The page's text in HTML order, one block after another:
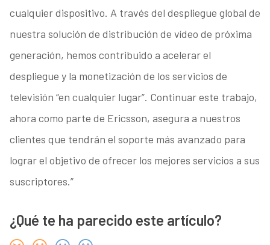
cualquier dispositivo. A través del despliegue global de
nuestra solución de distribución de vídeo de próxima
generación, hemos contribuido a acelerar el
despliegue y la monetización de los servicios de
televisión “en cualquier lugar”. Continuar este trabajo,
ahora como parte de Ericsson, asegura a nuestros
clientes que tendrán el soporte más avanzado para
lograr el objetivo de ofrecer los mejores servicios a sus
suscriptores.”
¿Qué te ha parecido este artículo?